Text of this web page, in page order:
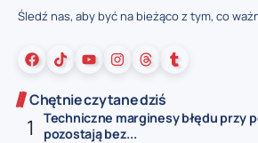
Śledź nas, aby być na bieżąco z tym, co
Chętnie czytane dziś
Techniczne marginesy błędu przy
pozostają bez...